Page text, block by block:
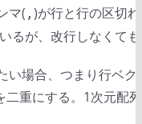
マ( , )が行と行の区切
るが、改行しなくて
い場合、つまり行ベ
二重にする。1次元配